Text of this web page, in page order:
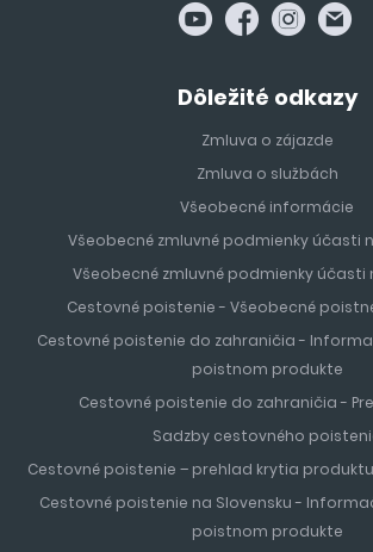
Dôležité odkazy
Zmluva o zájazde
Zmluva o službách
Všeobecné informácie
Všeobecné zmluvné podmienky účasti
Všeobecné zmluvné podmienky účasti
Cestovné poistenie - Všeobecné
Cestovné poistenie do zahraničia -
poistnom produkte
Cestovné poistenie do zahraničia -
Sadzby cestovného
Cestovné poistenie – prehlad krytia produktu
Cestovné poistenie na Slovensku -
poistnom produkte